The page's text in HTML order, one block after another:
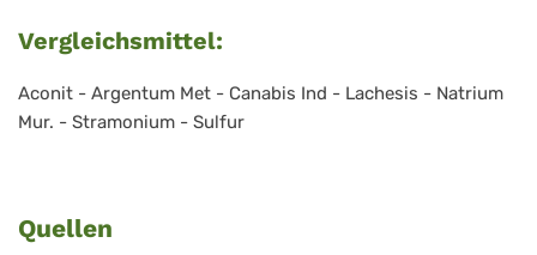
Vergleichsmittel:
Aconit - Argentum Met - Canabis Ind - Lachesis - Natrium
Mur. - Stramonium - Sulfur
Quellen